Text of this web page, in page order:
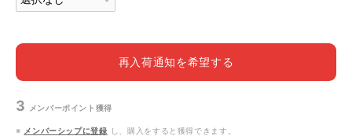
再入荷通知を希望する
3 メンバーポイント 獲得
※ メンバーシップに登録 し、購入をすると獲得できます。